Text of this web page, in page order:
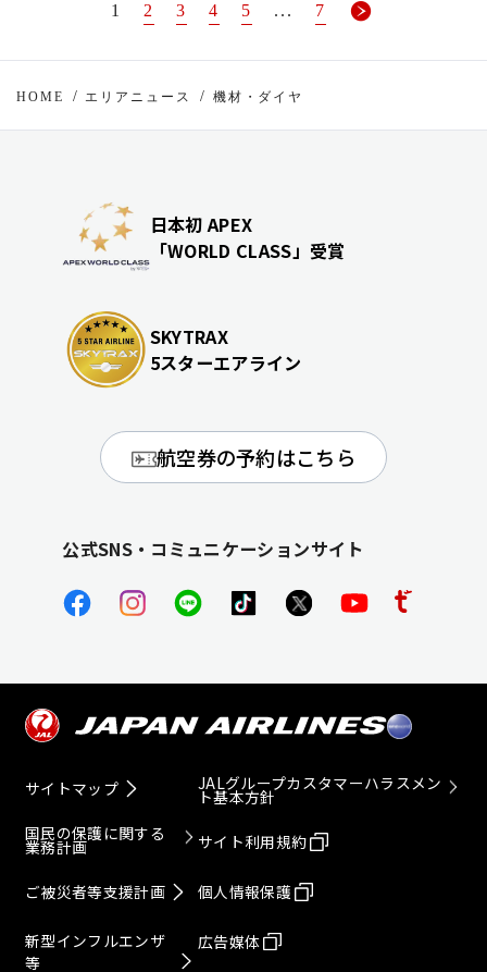
1 2 3 4 5 ... 7
HOME エリアニュース 機材・ダイヤ
日本初 APEX
「WORLD CLASS」受賞
SKYTRAX
5スターエアライン
航空券の予約はこちら
公式SNS・コミュニケーションサイト
サイトマップ
国民の保護に関する
業務計画
ご被災者等支援計画
新型インフルエンザ
等
JALグループカスタマーハラスメン
ト基本方針
サイト利用規約
個人情報保護
広告媒体